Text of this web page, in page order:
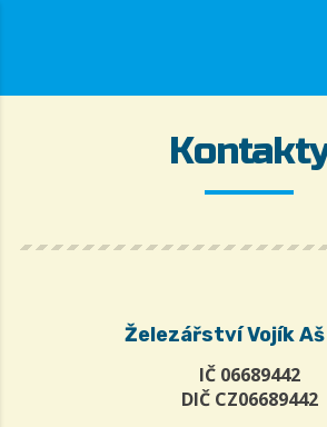
Železářství Vojík
IČ 06689442
DIČ CZ06689442